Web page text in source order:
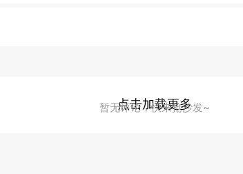
暂无评论，快来抢沙发~
点击加载更多